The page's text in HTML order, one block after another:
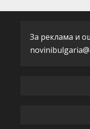
n
n
За реклама и